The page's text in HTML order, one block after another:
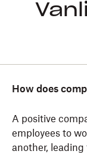
How does
A positive
employees to
another,